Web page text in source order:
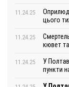
11.24.25
цього
11.24.25
кювет
11.24.25
У
пункти